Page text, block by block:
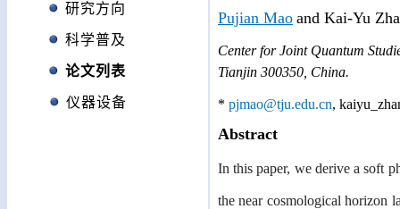
研究方向
科学普及
论文列表
仪器设备
Pujian Mao and Kai-Yu
Center for Joint Quantum
Tianjin 300350, China.
* pjmao@tju.edu.cn,
Abstract
In this paper, we derive a soft
the near cosmological horizon